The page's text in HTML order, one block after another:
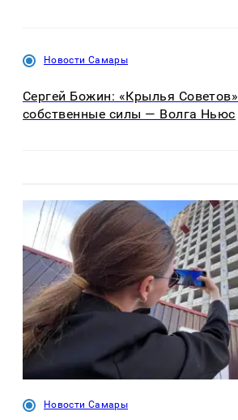
Новости Самары
Сергей Божин: «Крылья
собственные силы — Волга Ньюс
Новости Самары